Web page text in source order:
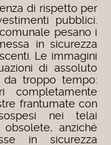
di rispetto per
pubblici.
pesano i
in sicurezza
Le immagini
di assoluto
da troppo tempo:
completamente
frantumate con
nei telai
anziché
in sicurezza